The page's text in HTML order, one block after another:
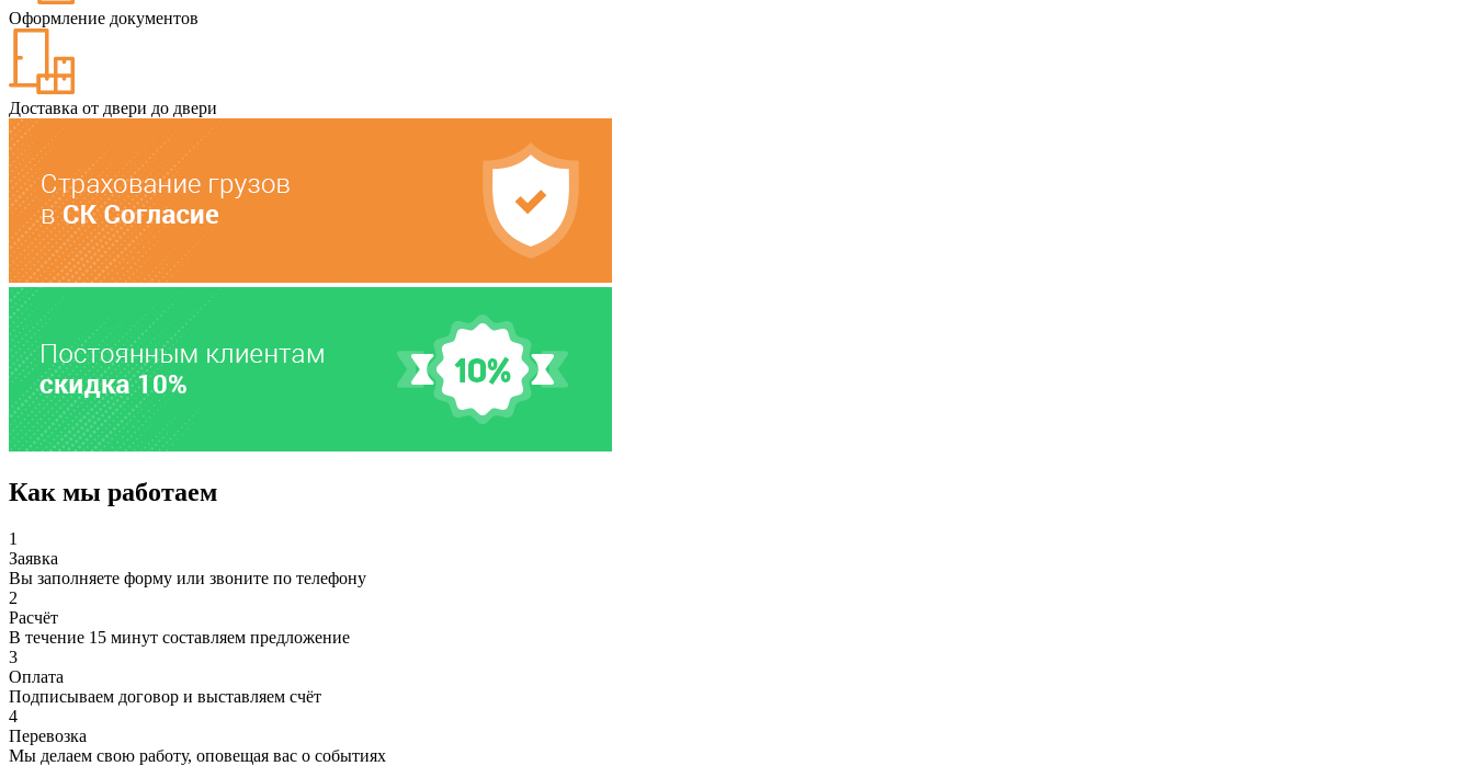
Оформление документов
Доставка от двери до двери
Как мы работаем
1
Заявка
Вы заполняете форму или звоните по телефону
2
Расчёт
В течение 15 минут составляем предложение
3
Оплата
Подписываем договор и выставляем счёт
4
Перевозка
Мы делаем свою работу, оповещая вас о событиях